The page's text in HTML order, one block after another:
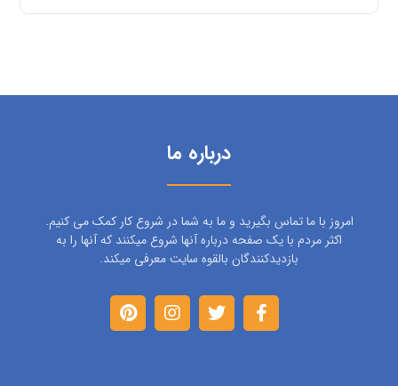
درباره ما
امروز با ما تماس بگیرید و ما به شما در شروع کار کمک می کنیم.
اکثر مردم با یک صفحه درباره آنها شروع میکنند که آنها را به
بازدیدکنندگان بالقوه سایت معرفی میکند.